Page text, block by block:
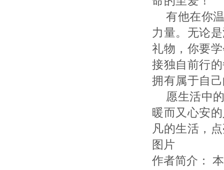
有他在你
力量。无论
礼物，你要
接独自前行
拥有属于自
愿生活中
暖而又心安
凡的生活，
图片
作者简介：